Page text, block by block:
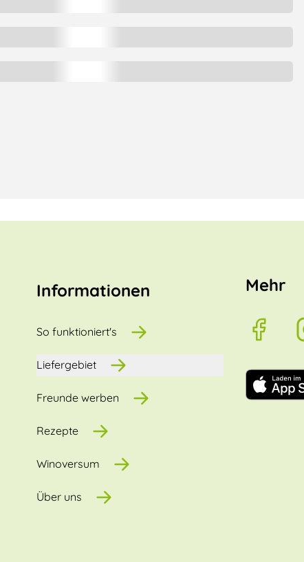
Informationen
So funktioniert's
Liefergebiet
Freunde werben
Rezepte
Winoversum
Über uns
Mehr